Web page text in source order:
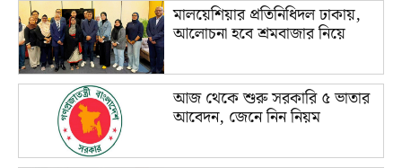
মালয়েশিয়ার প্রতিনিধিদল ঢাকায়,
আলোচনা হবে শ্রমবাজার নিয়ে
আজ থেকে শুরু সরকারি ৫ ভাতার
আবেদন, জেনে নিন নিয়ম